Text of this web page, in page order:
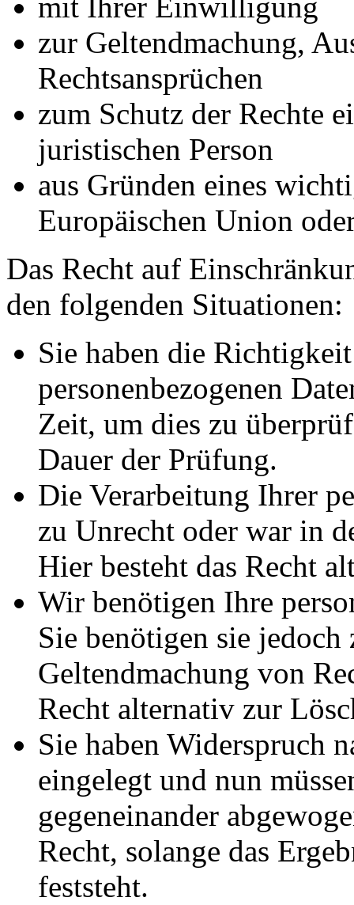
mit Ihrer Einwilligung
zur Geltendmachung,
Rechtsansprüchen
zum Schutz der Rechte
juristischen Person
aus Gründen eines
Europäischen Union
Das Recht auf
den folgenden Situationen:
Sie haben die
personenbezogenen
Zeit, um dies zu
Dauer der Prüfung.
Die Verarbeitung Ihrer
zu Unrecht oder war in
Hier besteht das Recht
Wir benötigen Ihre
Sie benötigen sie
Geltendmachung von
Recht alternativ zur
Sie haben Widerspruch
eingelegt und nun
gegeneinander
Recht, solange das
feststeht.